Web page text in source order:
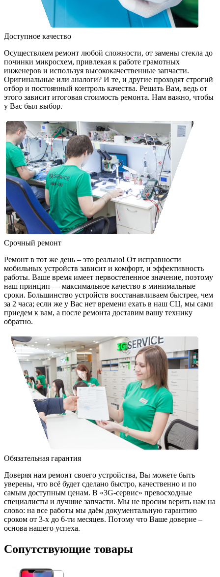
Доступное качество
Осуществляем ремонт любой сложности, от замены стекла до
починки микросхем, привлекая к работе грамотных
инженеров и используя высококачественные запчасти.
Оригинальные или аналоги? И те, и другие проходят строгий
отбор и постоянный контроль качества. Решать Вам, ведь от
этого зависит итоговая стоимость ремонта. Нам важно, чтобы
у Вас был выбор.
Срочный ремонт
Ремонт в тот же день – это реально! От исправности
мобильных устройств зависит и комфорт, и эффективность
работы. Ваше время имеет первостепенное значение, поэтому
наш принцип — максимальное качество в минимальные
сроки. Большинство устройств восстанавливаем быстрее, чем
за 2 часа; если же у Вас нет времени ехать в наш СЦ, мы сами
приедем к вам, а после ремонта доставим вашу технику
обратно.
Обязательная гарантия
Доверяя нам ремонт своего устройства, Вы можете быть
уверены, что всё будет сделано быстро, качественно и по
самым доступным ценам. В «3G-сервис» превосходные
специалисты и лучшие запчасти. Мы не просим верить нам на
слово: на все работы мы даём документальную гарантию
сроком от 3-х до 6-ти месяцев. Потому что Ваше доверие –
основа нашего успеха.
Сопутствующие товары